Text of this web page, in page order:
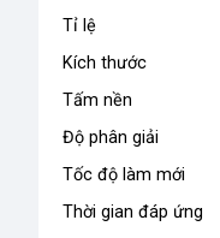
Tỉ lệ
Kích thước
Tấm nền
Độ phân giải
Tốc độ làm mới
Thời gian đáp ứng